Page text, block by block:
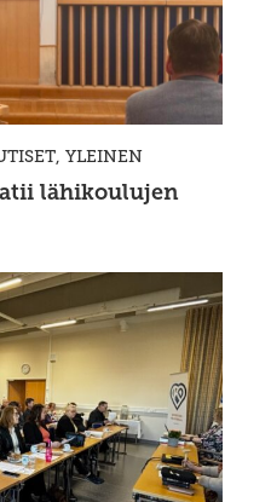
, YLEINEN
lähikoulujen